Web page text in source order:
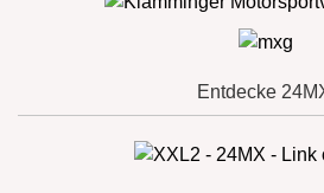
Entdecke